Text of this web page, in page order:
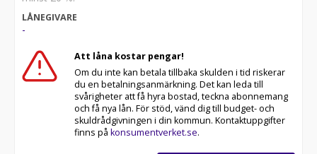
LÅNEGIVARE
-
Att låna kostar pengar!
Om du inte kan betala tillbaka skulden i tid riskerar
du en betalningsanmärkning. Det kan leda till
svårigheter att få hyra bostad, teckna abonnemang
och få nya lån. För stöd, vänd dig till budget- och
skuldrådgivningen i din kommun. Kontaktuppgifter
finns på konsumentverket.se.